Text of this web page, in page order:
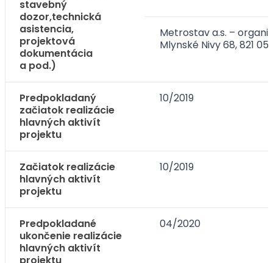
stavebný
dozor,technická
asistencia,
projektová
dokumentácia
a pod.)
Metrostav a.s. –
Mlynské Nivy 68, 821
Predpokladaný
začiatok realizácie
hlavných aktivít
projektu
10/2019
Začiatok realizácie
hlavných aktivít
projektu
10/2019
Predpokladané
ukončenie realizácie
hlavných aktivít
04/2020